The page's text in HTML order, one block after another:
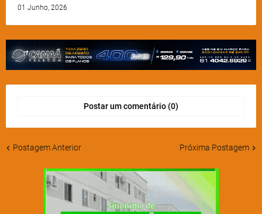
01 Junho, 2026
Postar um comentário (0)
Postagem Anterior Próxima Postagem